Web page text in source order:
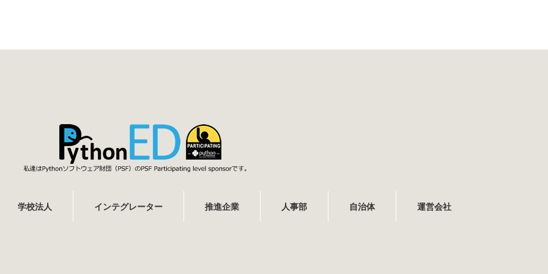
学校法人 インテグレーター 推進企業 人事部 自治体 運営会社